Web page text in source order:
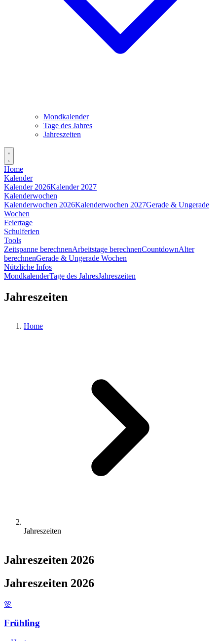
Mondkalender
Tage des Jahres
Jahreszeiten
Home
Kalender
Kalender 2026Kalender 2027
Kalenderwochen
Kalenderwochen 2026Kalenderwochen 2027Gerade & Ungerade
Wochen
Feiertage
Schulferien
Tools
Zeitspanne berechnenArbeitstage berechnenCountdownAlter
berechnenGerade & Ungerade Wochen
Nützliche Infos
MondkalenderTage des JahresJahreszeiten
Jahreszeiten
Home
Jahreszeiten
Jahreszeiten 2026
Jahreszeiten 2026
🌸
Frühling